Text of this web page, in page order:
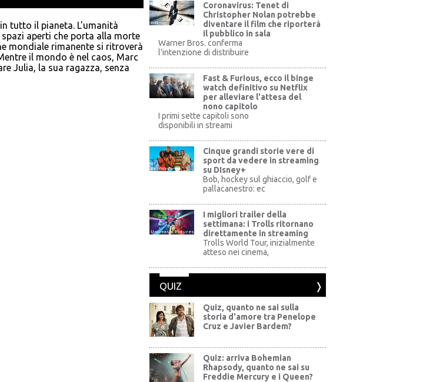
tutto il pianeta. L'umanità
aperti che porta alla morte
mondiale rimanente si ritroverà
il mondo è nel caos, Marc
Julia, la sua ragazza, senza
WB
Coronavirus: Tenet di
Christopher Nolan potrebbe
diventare il film che riporterà
il pubblico in sala
Warner Bros. conferma
l'intenzione di distribuire
Fast & Furious, ecco il binge
watch definitivo su Netflix
per alleviare l'attesa del
nono capitolo
I primi sette capitoli sono
disponibili in streami
Disney+
Cinque grandi storie vere di
sport da vedere in streaming
su DIsney+
Bob, hockey sul ghiaccio, golf e
pallacanestro: ec
Universal Pictures
I migliori trailer della
settimana: i Trolls ritornano
direttamente in streaming
Trolls World Tour, inizialmente
atteso nei cinema,
QUIZ
Quiz, quanto ne sai sulla
storia d'amore tra Penelope
Cruz e Javier Bardem?
Quiz: arriva Bohemian
Rhapsody, quanto ne sai su
Freddie Mercury e i Queen?